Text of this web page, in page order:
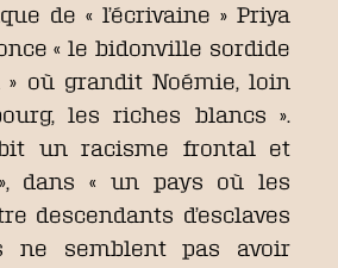
de « l’écrivaine » Priya
« le bidonville sordide
» où grandit Noémie, loin
les riches blancs ».
un racisme frontal et
dans « un pays où les
descendants d’esclaves
ne semblent pas avoir